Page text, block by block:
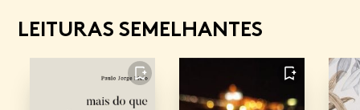
LEITURAS SEMELHANTES
FAVORITO FAVORITO